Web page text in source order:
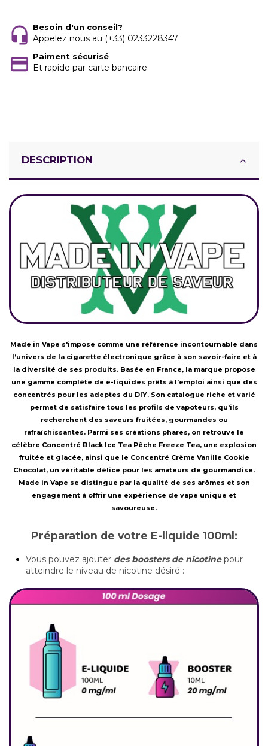
Besoin d'un conseil?
Appelez nous au (+33) 0233228347
Paiment sécurisé
Et rapide par carte bancaire
DESCRIPTION
Made in Vape s'impose comme une référence incontournable dans
l’univers de la cigarette électronique grâce à son savoir-faire et à
la diversité de ses produits. Basée en France, la marque propose
une gamme complète de e-liquides prêts à l’emploi ainsi que des
concentrés pour les adeptes du DIY. Son catalogue riche et varié
permet de satisfaire tous les profils de vapoteurs, qu'ils
recherchent des saveurs fruitées, gourmandes ou
rafraîchissantes. Parmi ses créations phares, on retrouve le
célèbre Concentré Black Ice Tea Pêche Freeze Tea, une explosion
fruitée et glacée, ainsi que le Concentré Crème Vanille Cookie
Chocolat, un véritable délice pour les amateurs de gourmandise.
Made in Vape se distingue par la qualité de ses arômes et son
engagement à offrir une expérience de vape unique et
savoureuse.
Préparation de votre E-liquide 100ml:
Vous pouvez ajouter des boosters de nicotinepour
atteindre le niveau de nicotine désiré :